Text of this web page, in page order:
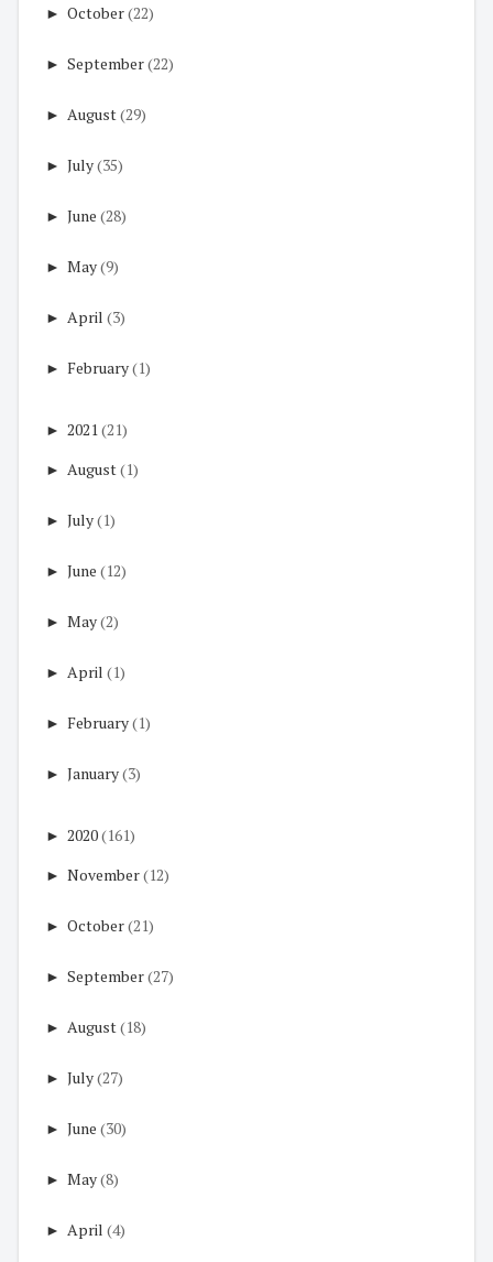
► October(22)
► September(22)
► August(29)
► July(35)
► June (28)
► May(9)
► April (3)
► February(1)
► 2021(21)
► August(1)
► July(1)
► June (12)
► May(2)
► April (1)
► February(1)
► January(3)
► 2020(161)
► November(12)
► October(21)
► September(27)
► August(18)
► July(27)
► June (30)
► May(8)
► April (4)